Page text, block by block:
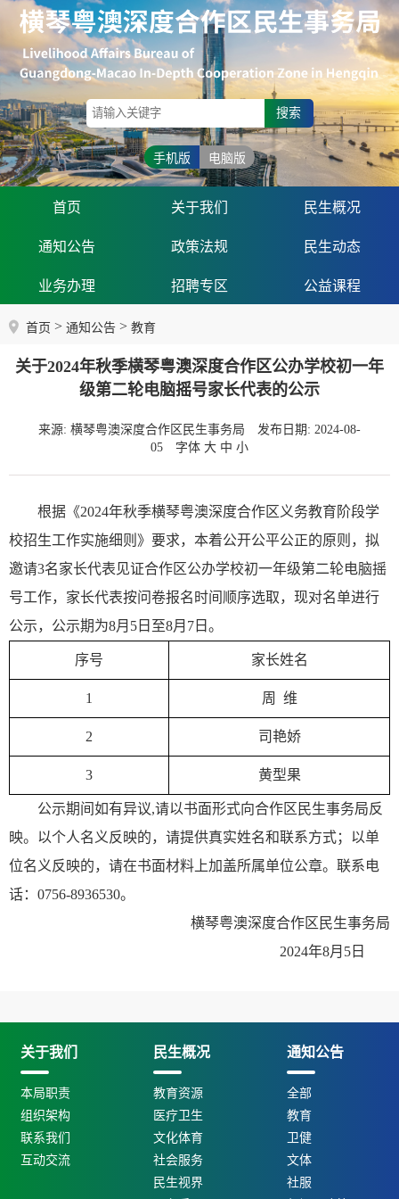
搜索
手机版 电脑版
首页 关于我们 民生概况
通知公告 政策法规 民生动态
业务办理 招聘专区 公益课程
首页 > 通知公告 > 教育
关于2024年秋季横琴粤澳深度合作区公办学校初一年
级第二轮电脑摇号家长代表的公示
来源: 横琴粤澳深度合作区民生事务局
发布日期: 2024-08-
05
字体 大 中 小
根据《2024年秋季横琴粤澳深度合作区义务教育阶段学
校招生工作实施细则》要求，本着公开公平公正的原则，拟
邀请3名家长代表见证合作区公办学校初一年级第二轮电脑摇
号工作，家长代表按问卷报名时间顺序选取，现对名单进行
公示，公示期为8月5日至8月7日。
序号 家长姓名
1 周  维
2 司艳娇
3 黄型果
公示期间如有异议,请以书面形式向合作区民生事务局反
映。以个人名义反映的，请提供真实姓名和联系方式；以单
位名义反映的，请在书面材料上加盖所属单位公章。联系电
话：0756-8936530。
横琴粤澳深度合作区民生事务局
2024年8月5日
关于我们
本局职责
组织架构
联系我们
互动交流
民生概况
教育资源
医疗卫生
文化体育
社会服务
民生视界
通知公告
全部
教育
卫健
文体
社服